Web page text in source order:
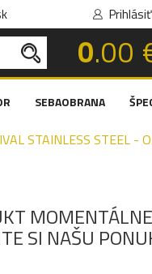
Prihlásiť
0.00
SEBAOBRANA
STAINLESS STEEL -
SI NAŠU